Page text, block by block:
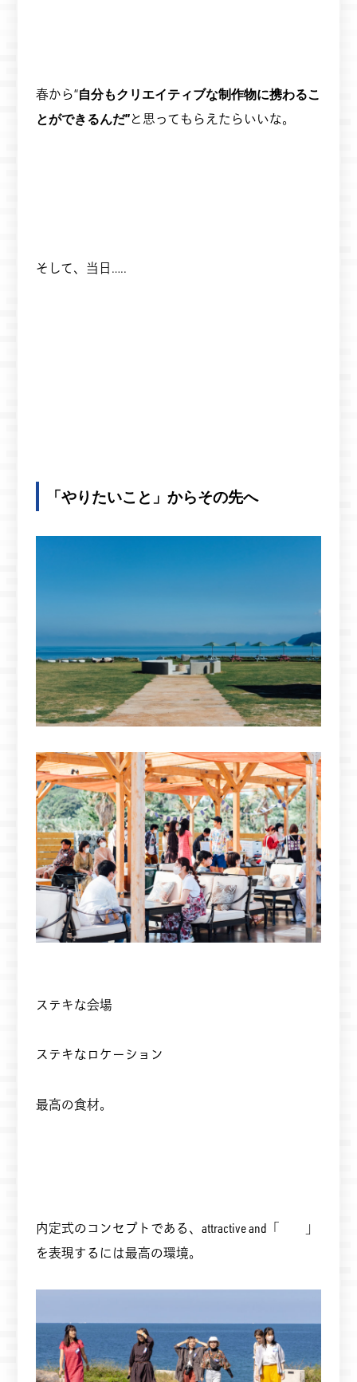
春から“自分もクリエイティブな制作物に携わるこ
とができるんだ”と思ってもらえたらいいな。
そして、当日…..
「やりたいこと」からその先へ
ステキな会場
ステキなロケーション
最高の食材。
内定式のコンセプトである、attractive and「 」
を表現するには最高の環境。